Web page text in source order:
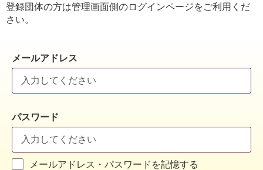
登録団体の方は管理画面側のログインページをご利用くだ
さい。
メールアドレス
パスワード
メールアドレス・パスワードを記憶する